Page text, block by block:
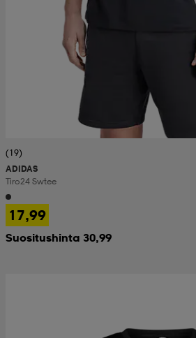
(19)
ADIDAS
Tiro24 Swtee
17,99
Suositushinta 30,99